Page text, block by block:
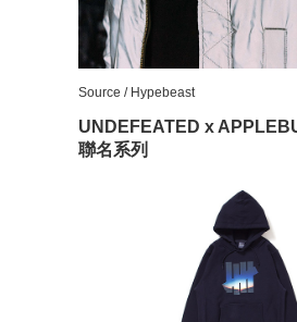
Source / Hypebeast
UNDEFEATED x
聯名系列